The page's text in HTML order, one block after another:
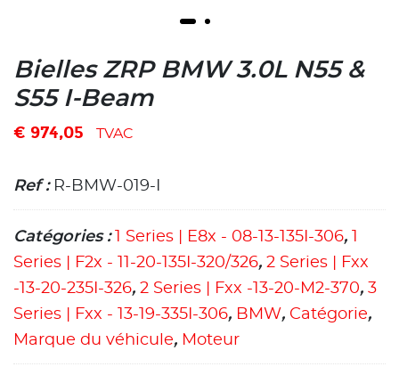
Bielles ZRP BMW 3.0L N55 &
S55 I-Beam
€ 974,05 TVAC
Ref : R-BMW-019-I
Catégories : 1 Series | E8x - 08-13-135I-306,
Series | F2x - 11-20-135I-320/326, 2 Series | Fxx
-13-20-235I-326, 2 Series | Fxx -13-20-M2-370, 3
Series | Fxx - 13-19-335I-306, BMW, Catégorie,
Marque du véhicule, Moteur